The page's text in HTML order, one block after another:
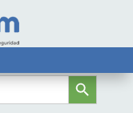
Botón de búsqueda